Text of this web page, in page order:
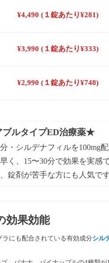
¥4,490 (１錠あたり¥281)
¥3,990 (１錠あたり¥333)
¥2,990 (１錠あたり¥748)
ルタイプED治療薬★
・シルデナフィルを100mg
く、15〜30分で効果を実感
錠剤が苦手な方にも人気です
効果効能
にも配合されている有効成分シル